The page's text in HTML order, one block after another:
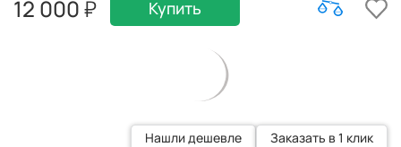
12 000 Купить
Нашли дешевле Заказать в 1 клик